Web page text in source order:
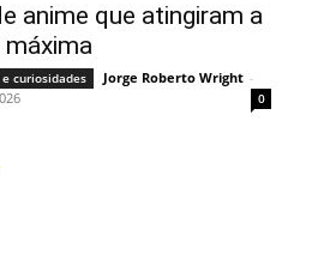
anime que atingiram a
curiosidades Jorge Roberto Wright -
0